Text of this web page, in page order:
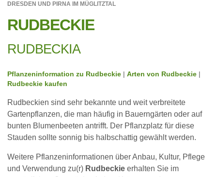
DRESDEN UND PIRNA IM MÜGLITZTAL
RUDBECKIE
RUDBECKIA
Pflanzeninformation zu Rudbeckie Arten von Rudbeckie
Rudbeckie kaufen
Rudbeckien sind sehr bekannte und weit verbreitete
Gartenpflanzen, die man häufig in Bauerngärten oder auf
bunten Blumenbeeten antrifft. Der Pflanzplatz für diese
Stauden sollte sonnig bis halbschattig gewählt werden.
Weitere Pflanzeninformationen über Anbau, Kultur, Pflege
und Verwendung zu(r) Rudbeckie erhalten Sie im